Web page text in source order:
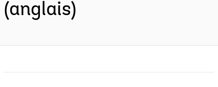
(anglais)